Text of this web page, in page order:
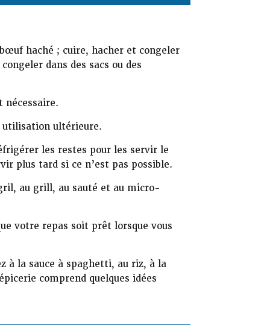
haché ; cuire, hacher et congeler
dans des sacs ou des
nécessaire.
utilisation ultérieure.
les restes pour les servir le
plus tard si ce n’est pas possible.
au grill, au sauté et au micro-
votre repas soit prêt lorsque vous
à la sauce à spaghetti, au riz, à la
comprend quelques idées